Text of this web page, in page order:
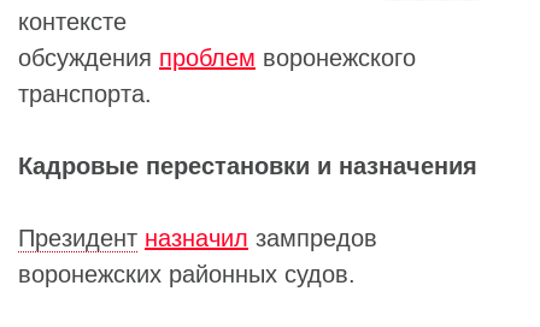
контексте
обсуждения проблем воронежского
транспорта.
Кадровые перестановки и назначения
Президент назначил зампредов
воронежских районных судов.